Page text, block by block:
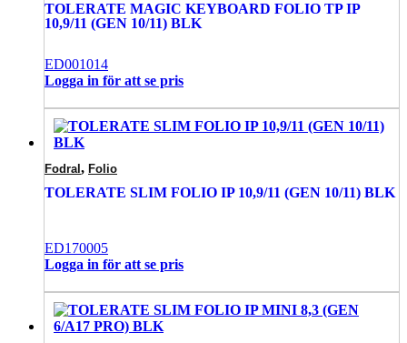
TOLERATE MAGIC KEYBOARD FOLIO TP IP
10,9/11 (GEN 10/11) BLK
ED001014
Logga in för att se pris
Fodral , Folio
TOLERATE SLIM FOLIO IP 10,9/11 (GEN 10/11) BLK
ED170005
Logga in för att se pris